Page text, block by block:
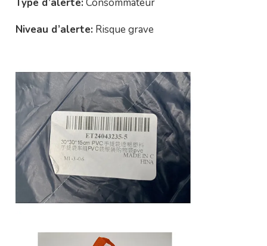
Niveau d’alerte: Risque grave